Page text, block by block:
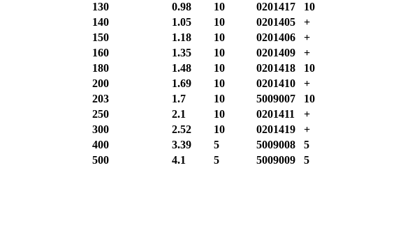
130 0.98 10 0201417
10
140 1.05 10 0201405
+
150 1.18 10 0201406
+
160 1.35 10 0201409
+
180 1.48 10 0201418
10
200 1.69 10 0201410
+
203 1.7 10 5009007
10
250 2.1 10 0201411
+
300 2.52 10 0201419
+
400 3.39 5 5009008
5
500 4.1 5 5009009 5